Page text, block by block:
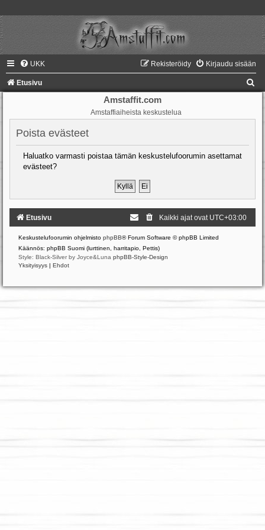
UKK Kirjaudu sisään
Rekisteröidy
Etusivu
Amstaffit.com
Amstaffiaiheista keskustelua
Poista evästeet
Haluatko varmasti poistaa tämän keskustelufoorumin asettamat
evästeet?
Etusivu Kaikki ajat ovat UTC+03:00
Keskustelufoorumin ohjelmisto phpBB® Forum Software © phpBB Limited
Käännös: phpBB Suomi (lurttinen, harritapio, Pettis)
Style: Black-Silver by Joyce&Luna phpBB-Style-Design
Yksityisyys | Ehdot